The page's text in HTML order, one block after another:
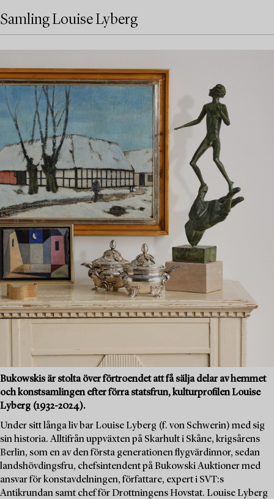
Samling Louise Lyberg
Bukowskis är stolta över förtroendet att få sälja delar av hemmet
och konstsamlingen efter förra statsfrun, kulturprofilen Louise
Lyberg (1932-2024).
Under sitt långa liv bar Louise Lyberg (f. von Schwerin) med sig
sin historia. Alltifrån uppväxten på Skarhult i Skåne, krigsårens
Berlin, som en av den första generationen flygvärdinnor, sedan
landshövdingsfru, chefsintendent på Bukowski Auktioner med
ansvar för konstavdelningen, författare, expert i SVT:s
Antikrundan samt chef för Drottningens Hovstat. Louise Lyberg